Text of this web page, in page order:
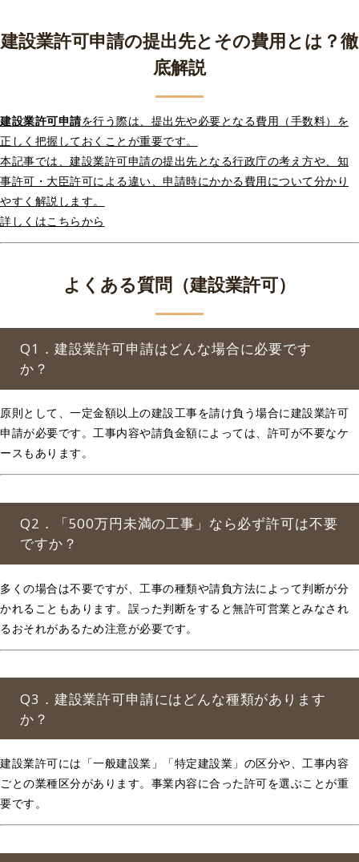
建設業許可申請の提出先とその費用とは？徹
底解説
建設業許可申請を行う際は、提出先や必要となる費用（手数料）を
正しく把握しておくことが重要です。
本記事では、建設業許可申請の提出先となる行政庁の考え方や、知
事許可・大臣許可による違い、申請時にかかる費用について分かり
やすく解説します。
詳しくはこちらから
よくある質問（建設業許可）
Q1．建設業許可申請はどんな場合に必要です
か？
原則として、一定金額以上の建設工事を請け負う場合に建設業許可
申請が必要です。工事内容や請負金額によっては、許可が不要なケ
ースもあります。
Q2．「500万円未満の工事」なら必ず許可は不要
ですか？
多くの場合は不要ですが、工事の種類や請負方法によって判断が分
かれることもあります。誤った判断をすると無許可営業とみなされ
るおそれがあるため注意が必要です。
Q3．建設業許可申請にはどんな種類があります
か？
建設業許可には「一般建設業」「特定建設業」の区分や、工事内容
ごとの業種区分があります。事業内容に合った許可を選ぶことが重
要です。